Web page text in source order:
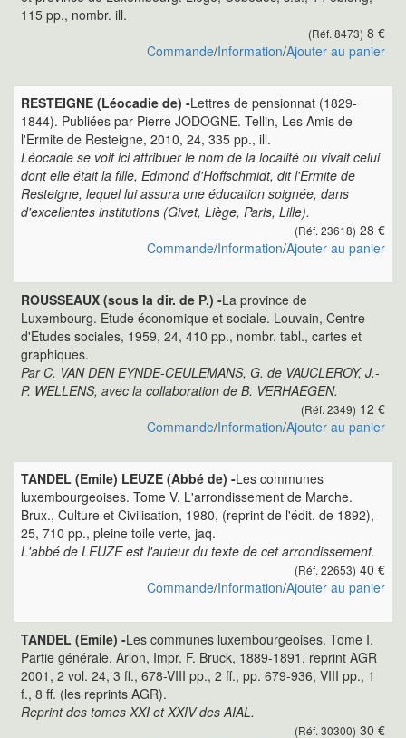
115 pp., nombr. ill.
(Réf. 8473) 8 €
Commande/Information/Ajouter au panier
RESTEIGNE (Léocadie de) -Lettres de pensionnat (1829-
1844). Publiées par Pierre JODOGNE. Tellin, Les Amis de
l'Ermite de Resteigne, 2010, 24, 335 pp., ill.
Léocadie se voit ici attribuer le nom de la localité où vivait celui
dont elle était la fille, Edmond d'Hoffschmidt, dit l'Ermite de
Resteigne, lequel lui assura une éducation soignée, dans
d'excellentes institutions (Givet, Liège, Paris, Lille).
(Réf. 23618) 28 €
Commande/Information/Ajouter au panier
ROUSSEAUX (sous la dir. de P.) -La province de
Luxembourg. Etude économique et sociale. Louvain, Centre
d'Etudes sociales, 1959, 24, 410 pp., nombr. tabl., cartes et
graphiques.
Par C. VAN DEN EYNDE-CEULEMANS, G. de VAUCLEROY, J.-
P. WELLENS, avec la collaboration de B. VERHAEGEN.
(Réf. 2349) 12 €
Commande/Information/Ajouter au panier
TANDEL (Emile) LEUZE (Abbé de) -Les communes
luxembourgeoises. Tome V. L'arrondissement de Marche.
Brux., Culture et Civilisation, 1980, (reprint de l'édit. de 1892),
25, 710 pp., pleine toile verte, jaq.
L'abbé de LEUZE est l'auteur du texte de cet arrondissement.
(Réf. 22653) 40 €
Commande/Information/Ajouter au panier
TANDEL (Emile) -Les communes luxembourgeoises. Tome I.
Partie générale. Arlon, Impr. F. Bruck, 1889-1891, reprint AGR
2001, 2 vol. 24, 3 ff., 678-VIII pp., 2 ff., pp. 679-936, VIII pp., 1
f., 8 ff. (les reprints AGR).
Reprint des tomes XXI et XXIV des AIAL.
(Réf. 30300) 30 €